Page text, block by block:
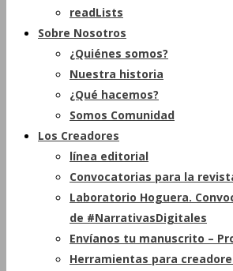
readLists
Sobre Nosotros
¿Quiénes somos?
Nuestra historia
¿Qué hacemos?
Somos Comunidad
Los Creadores
línea editorial
Convocatorias para la
Laboratorio Hoguera.
de #NarrativasDigitales
Envíanos tu manuscrito –
Herramientas para